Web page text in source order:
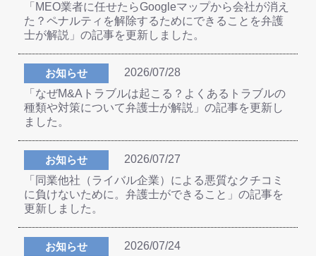
「MEO業者に任せたらGoogleマップから会社が消え
た？ペナルティを解除するためにできることを弁護
士が解説」の記事を更新しました。
お知らせ
2026/07/28
「なぜM&Aトラブルは起こる？よくあるトラブルの
種類や対策について弁護士が解説」の記事を更新し
ました。
お知らせ
2026/07/27
「同業他社（ライバル企業）による悪質なクチコミ
に負けないために。弁護士ができること」の記事を
更新しました。
お知らせ
2026/07/24